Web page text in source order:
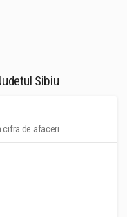
Sibiu
cifra de afaceri